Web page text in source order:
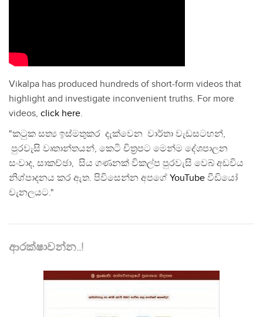
Vikalpa has produced hundreds of short-form videos that
highlight and investigate inconvenient truths. For more
videos, click here.
"කටුක සත්‍ය ඉස්මතුකර දැක්වෙන වාර්තා වැඩසටහන්,
පුරවැසි වෘතාන්තයන්, කෙටි චිත්‍රපට මෙන්ම දේශපාලන
සංවාද, සාකච්ඡා, සිය ගණනක් විකල්ප පුරවැසි වෙබ් අඩවිය
නිශ්පාදනය කර ඇත. පිවිසෙන්න අපගේ YouTube වීඩියෝ
චැනලයට."
ආරක්ෂාවන්න..!